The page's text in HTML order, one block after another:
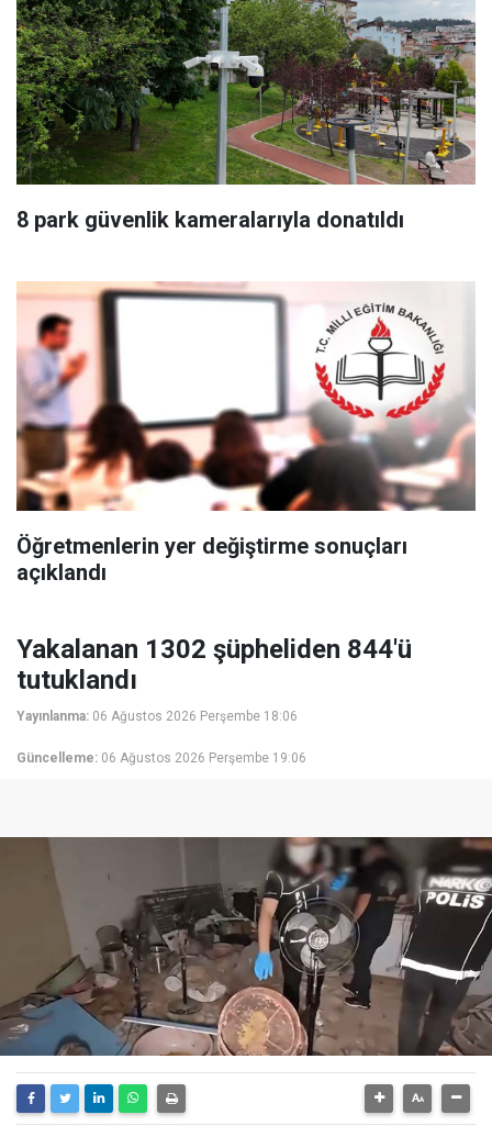
8 park güvenlik kameralarıyla donatıldı
Öğretmenlerin yer değiştirme sonuçları
açıklandı
Yakalanan 1302 şüpheliden 844'ü
tutuklandı
Yayınlanma: 06 Ağustos 2026 Perşembe 18:06
Güncelleme: 06 Ağustos 2026 Perşembe 19:06